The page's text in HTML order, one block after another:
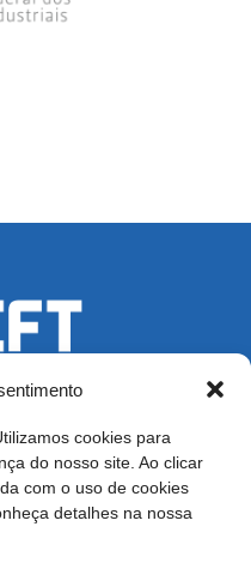
cookies para
do nosso site. Ao clicar
com o uso de cookies
detalhes na nossa
D, Ed. Oscar Niemeyer,
DF
0800 016-1515